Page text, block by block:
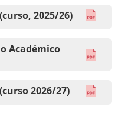
2025/26)
Académico
2026/27)